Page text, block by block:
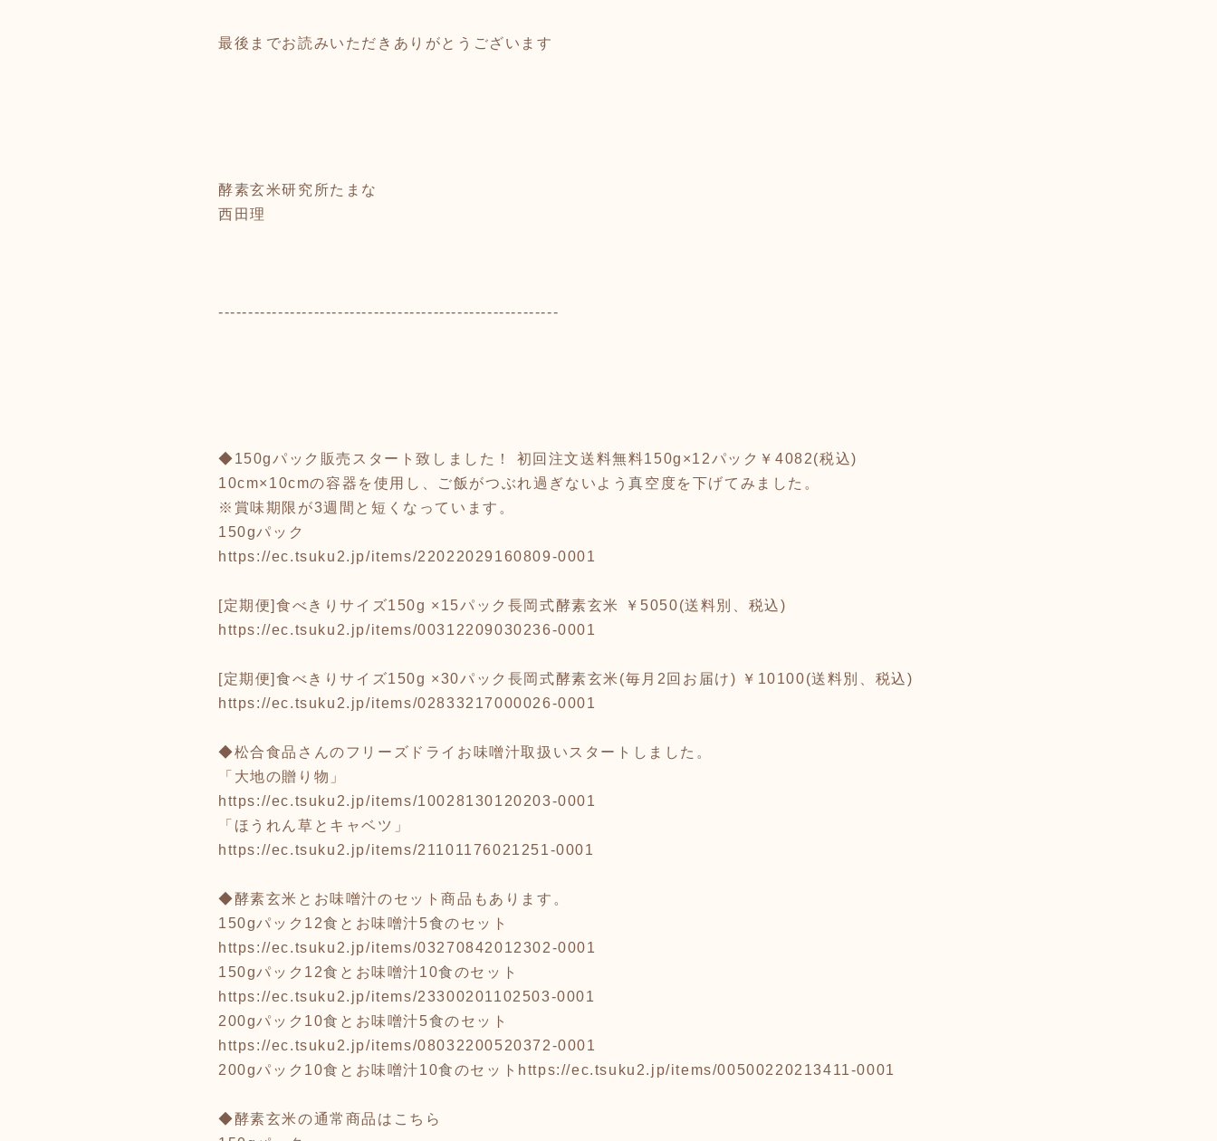
最後までお読みいただきありがとうございます
酵素玄米研究所たまな
西田理
---------------------------------------------------------
◆150gパック販売スタート致しました！ 初回注文送料無料150g×12パック￥4082(税込)
10cm×10cmの容器を使用し、ご飯がつぶれ過ぎないよう真空度を下げてみました。
※賞味期限が3週間と短くなっています。
150gパック
https://ec.tsuku2.jp/items/22022029160809-0001
[定期便]食べきりサイズ150g ×15パック長岡式酵素玄米 ￥5050(送料別、税込)
https://ec.tsuku2.jp/items/00312209030236-0001
[定期便]食べきりサイズ150g ×30パック長岡式酵素玄米(毎月2回お届け) ￥10100(送料別、税込)
https://ec.tsuku2.jp/items/02833217000026-0001
◆松合食品さんのフリーズドライお味噌汁取扱いスタートしました。
「大地の贈り物」
https://ec.tsuku2.jp/items/10028130120203-0001
「ほうれん草とキャベツ」
https://ec.tsuku2.jp/items/21101176021251-0001
◆酵素玄米とお味噌汁のセット商品もあります。
150gパック12食とお味噌汁5食のセット
https://ec.tsuku2.jp/items/03270842012302-0001
150gパック12食とお味噌汁10食のセット
https://ec.tsuku2.jp/items/23300201102503-0001
200gパック10食とお味噌汁5食のセット
https://ec.tsuku2.jp/items/08032200520372-0001
200gパック10食とお味噌汁10食のセット https://ec.tsuku2.jp/items/00500220213411-0001
◆酵素玄米の通常商品はこちら